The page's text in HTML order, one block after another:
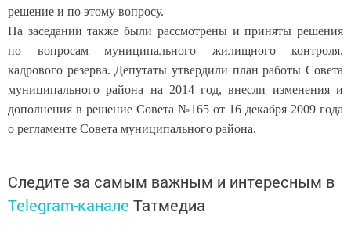
решение и по этому вопросу.
На заседании также были рассмотрены и приняты решения
по вопросам муниципального жилищного контроля,
кадрового резерва. Депутаты утвердили план работы Совета
муниципального района на 2014 год, внесли изменения и
дополнения в решение Совета №165 от 16 декабря 2009 года
о регламенте Совета муниципального района.
Следите за самым важным и интересным в
Telegram-канале Татмедиа